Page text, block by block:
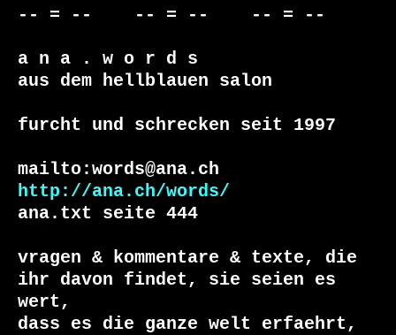
-- = --    -- = --    -- = --
a n a . w o r d s
aus dem hellblauen salon
furcht und schrecken seit 1997
http://ana.ch/words/
ana.txt seite 444
vragen & kommentare & texte, die
ihr davon findet, sie seien es
wert,
dass es die ganze welt erfaehrt,